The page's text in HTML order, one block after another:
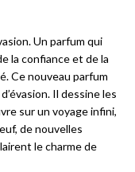
Un parfum qui
la confiance et de la
Ce nouveau parfum
Il dessine les
sur un voyage infini,
de nouvelles
le charme de